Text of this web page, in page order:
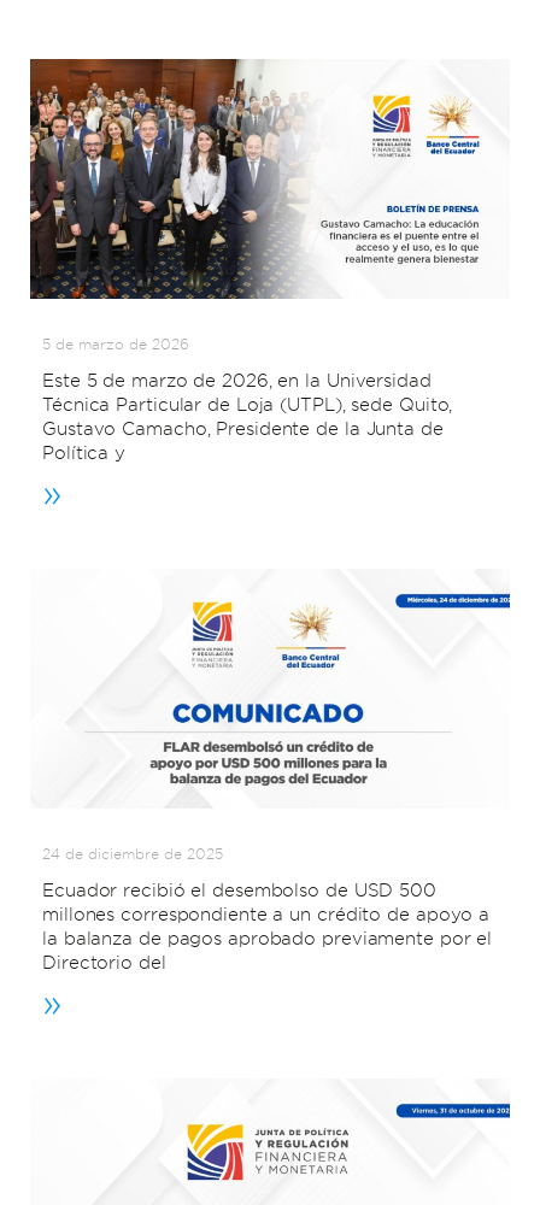
5 de marzo de 2026
Este 5 de marzo de 2026, en la Universidad
Técnica Particular de Loja (UTPL), sede Quito,
Gustavo Camacho, Presidente de la Junta de
Política y
»
24 de diciembre de 2025
Ecuador recibió el desembolso de USD 500
millones correspondiente a un crédito de apoyo a
la balanza de pagos aprobado previamente por el
Directorio del
»